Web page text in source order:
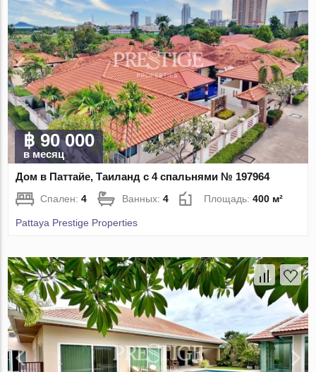
฿ 90 000
в месяц
Дом в Паттайе, Таиланд с 4 спальнями № 197964
Спален:4 Ванных:4 Площадь:400 м²
Pattaya Prestige Properties